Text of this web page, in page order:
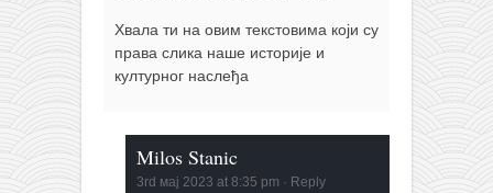
Хвала ти на овим текстовима који су
права слика наше историје и
културног наслеђа
Milos Stanic
3rd мај 2023 at 8:35 pm · Reply